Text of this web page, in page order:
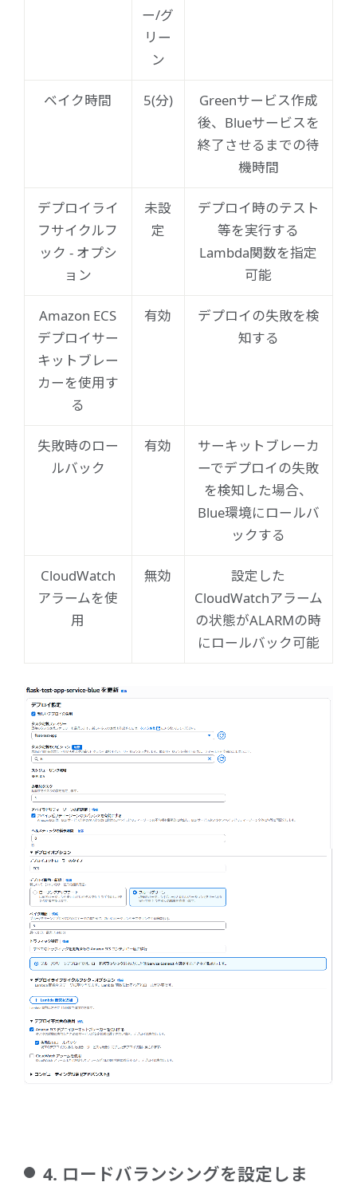
ー/グ
リー
ン
ベイク時間 5(分)
Greenサービス作成
後、Blueサービスを
終了させるまでの待
機時間
デプロイライ
フサイクルフ
ック - オプシ
ョン
未設
定
デプロイ時のテスト
等を実行する
Lambda関数を指定
可能
Amazon ECS
デプロイサー
キットブレー
カーを使用す
る
有効
デプロイの失敗を検
知する
失敗時のロー
ルバック
有効
サーキットブレーカ
ーでデプロイの失敗
を検知した場合、
Blue環境にロールバ
ックする
CloudWatch
アラームを使
用
無効
設定した
CloudWatchアラーム
の状態がALARMの時
にロールバック可能
4. ロードバランシングを設定しま